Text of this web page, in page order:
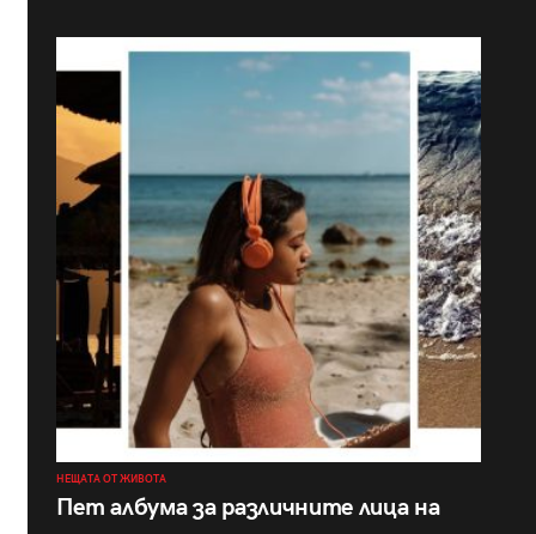
НЕЩАТА ОТ ЖИВОТА
Пет албума за различните лица на